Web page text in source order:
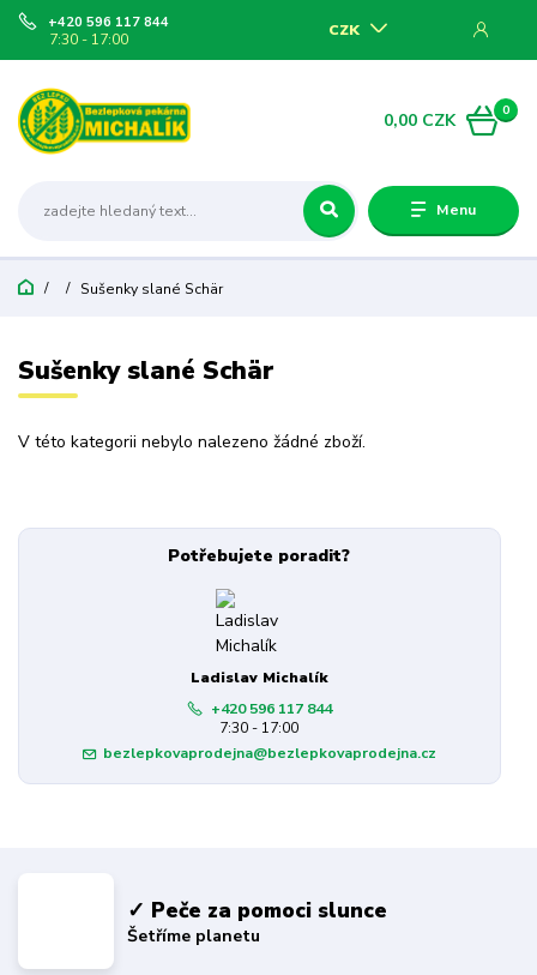
Menu
CZK
+420 596 117 844
7:30 - 17:00
0
0,00 CZK
Sušenky slané Schär
Sušenky slané Schär
V této kategorii nebylo nalezeno žádné zboží.
Potřebujete poradit?
Ladislav Michalík
+420 596 117 844
7:30 - 17:00
bezlepkovaprodejna@bezlepkovaprodejna.cz
✓ Peče za pomoci slunce
Šetříme planetu